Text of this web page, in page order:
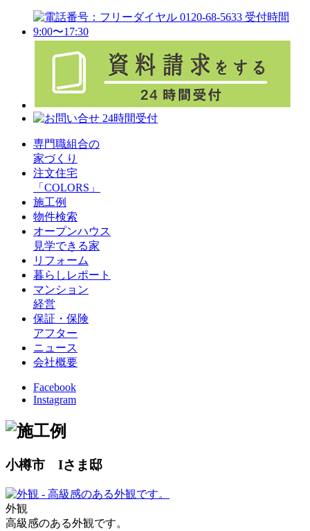
専門職組合の
家づくり
注文住宅
「COLORS」
施工例
物件検索
オープンハウス
見学できる家
リフォーム
暮らしレポート
マンション
経営
保証・保険
アフター
ニュース
会社概要
Facebook
Instagram
小樽市 Iさま邸
外観
高級感のある外観です。